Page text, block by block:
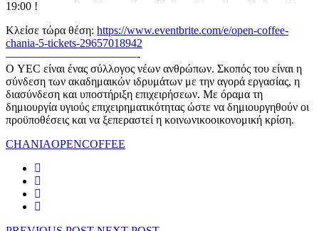
19:00 !
Κλείσε τώρα θέση: https://www.eventbrite.com/e/open-coffee-
chania-5-tickets-29657018942
————————–———-
Ο YEC είναι ένας σύλλογος νέων ανθρώπων. Σκοπός του είναι η
σύνδεση των ακαδημαικών ιδρυμάτων με την αγορά εργασίας, η
διασύνδεση και υποστήριξη επιχειρήσεων. Με όραμα τη
δημιουργία υγιούς επιχειρηματικότητας ώστε να δημιουργηθούν οι
προϋποθέσεις και να ξεπεραστεί η κοινωνικοοικονομική κρίση.
CHANIAOPENCOFFEE